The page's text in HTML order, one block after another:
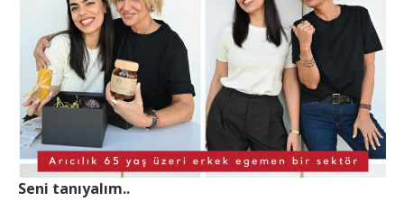
Seni tanıyalım..